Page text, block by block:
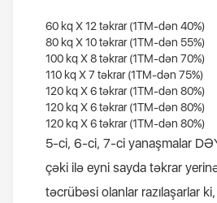
60 kq Х 12 təkrar (1TM-dən 40%)
80 kq Х 10 təkrar (1TM-dən 55%)
100 kq Х 8 təkrar (1TM-dən 70%)
110 kq Х 7 təkrar (1TM-dən 75%)
120 kq Х 6 təkrar (1TM-dən 80%)
120 kq Х 6 təkrar (1TM-dən 80%)
120 kq Х 6 təkrar (1TM-dən 80%)
5-ci, 6-ci, 7-ci yanaşmalar
çəki ilə eyni sayda təkrar
təcrübəsi olanlar razılaşarlar